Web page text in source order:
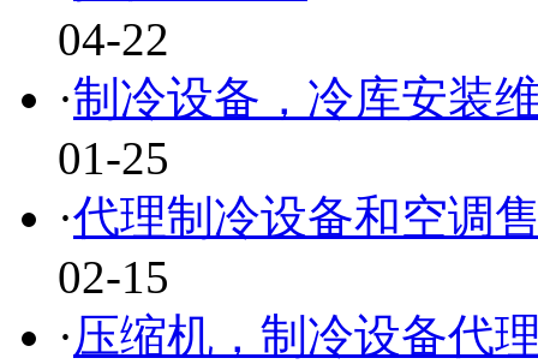
04-22
·制冷设备，冷库安装
01-25
·代理制冷设备和空调
02-15
·压缩机，制冷设备代